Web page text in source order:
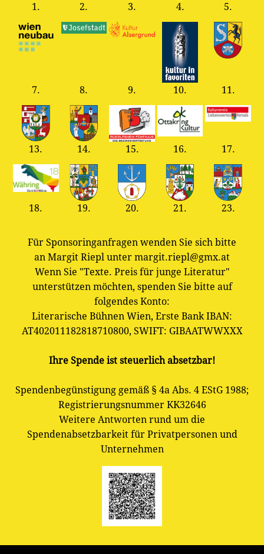
1. 2. 3. 4. 5.
7. 8. 9. 10. 11.
13. 14. 15. 16. 17.
18. 19. 20. 21. 23.
Für Sponsoringanfragen wenden Sie sich bitte
an Margit Riepl unter margit.riepl@gmx.at
Wenn Sie "Texte. Preis für junge Literatur"
unterstützen möchten, spenden Sie bitte auf
folgendes Konto:
Literarische Bühnen Wien, Erste Bank IBAN:
AT402011182818710800, SWIFT: GIBAATWWXXX
Ihre Spende ist steuerlich absetzbar!
Spendenbegünstigung gemäß § 4a Abs. 4 EStG 1988;
Registrierungsnummer KK32646
Weitere Antworten rund um die
Spendenabsetzbarkeit für Privatpersonen und
Unternehmen